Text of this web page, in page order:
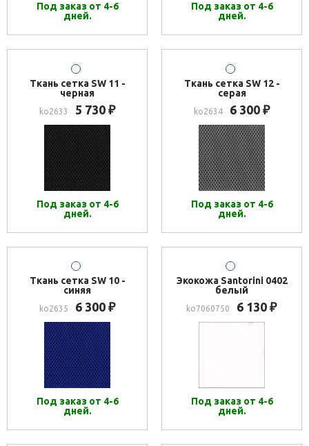
Под заказ от 4-6
дней.
Под заказ от 4-6
дней.
Ткань сетка SW 11 -
черная
ko2633 5 730 ₽
Под заказ от 4-6
дней.
Ткань сетка SW 12 -
серая
ko2634 6 300 ₽
Под заказ от 4-6
дней.
Ткань сетка SW 10 -
синяя
ko2635 6 300 ₽
Под заказ от 4-6
дней.
Экокожа Santorini 0402
белый
ko7060750 6 130 ₽
Под заказ от 4-6
дней.